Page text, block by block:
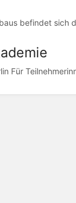
befindet sich
Für